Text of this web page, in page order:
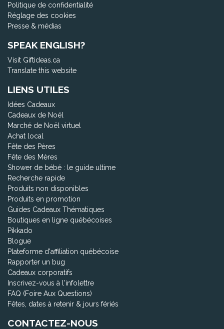
Politique de confidentialité
Réglage des cookies
Presse & médias
SPEAK ENGLISH?
Visit Giftideas.ca
Translate this website
LIENS UTILES
Idées Cadeaux
Cadeaux de Noël
Marché de Noël virtuel
Achat local
Fête des Pères
Fête des Mères
Shower de bébé : le guide ultime
Recherche rapide
Produits non disponibles
Produits en promotion
Guides Cadeaux Thématiques
Boutiques en ligne québécoises
Pikkado
Blogue
Plateforme d'affiliation québécoise
Rapporter un bug
Cadeaux corporatifs
Inscrivez-vous à l'infolettre
FAQ (Foire Aux Questions)
Fêtes, dates à retenir & jours fériés
CONTACTEZ-NOUS